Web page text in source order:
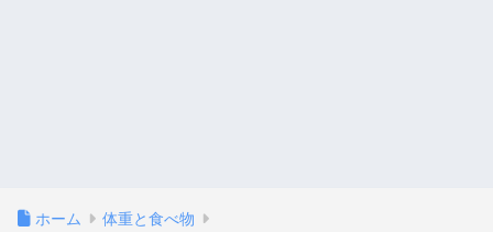
ホーム 体重と食べ物